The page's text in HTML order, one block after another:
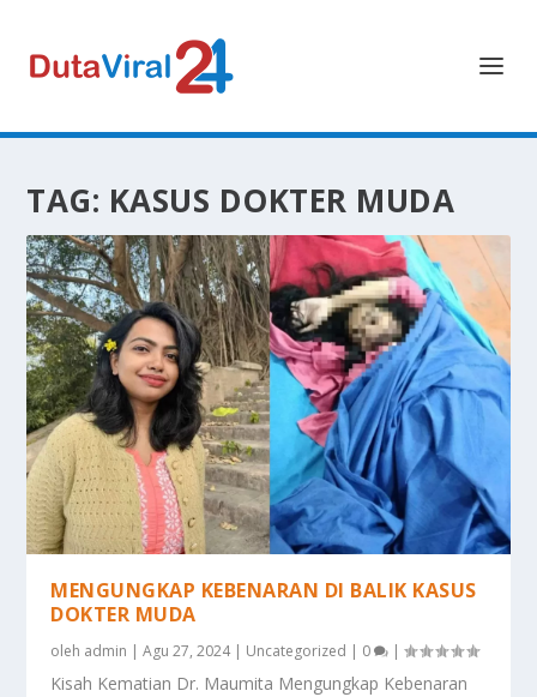
TAG: KASUS DOKTER MUDA
MENGUNGKAP KEBENARAN DI BALIK KASUS
DOKTER MUDA
oleh admin |Agu 27, 2024| Uncategorized | 0 |
Kisah Kematian Dr. Maumita Mengungkap Kebenaran